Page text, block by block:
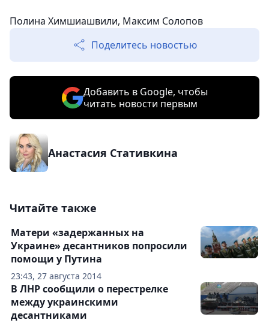
Полина Химшиашвили, Максим Солопов
Поделитесь новостью
Добавить в Google, чтобы
читать новости первым
Анастасия Стативкина
Читайте также
23:43, 27 августа 2014
Матери «задержанных на
Украине» десантников попросили
помощи у Путина
В ЛНР сообщили о перестрелке
между украинскими
десантниками